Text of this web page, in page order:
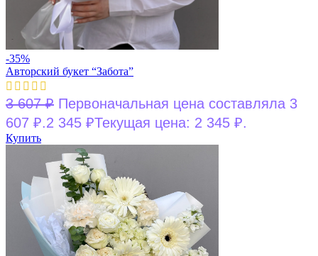
-35%
Авторский букет “Забота”
3 607₽ Первоначальная цена составляла 3
607 ₽.2 345 ₽Текущая цена: 2 345 ₽.
Купить